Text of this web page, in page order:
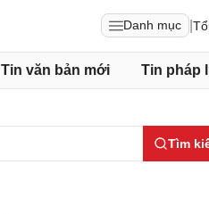
Danh mục
Tin văn bản mới Tin pháp
Tìm